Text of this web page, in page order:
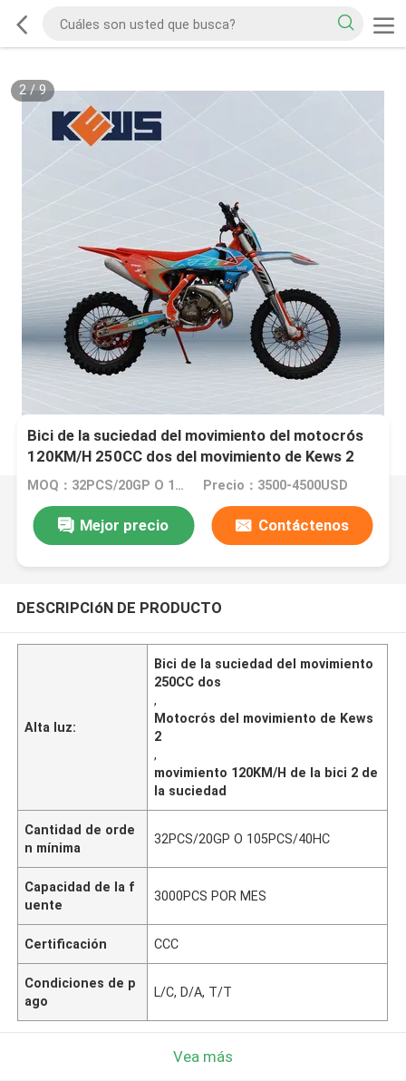
2/9
Bici de la suciedad del movimiento del motocrós
120KM/H 250CC dos del movimiento de Kews 2
MOQ：32PCS/20GP O 105PCS/40HC Precio：3500-4500USD
Mejor precio Contáctenos
DESCRIPCIóN DE PRODUCTO
Alta luz:
Bici de la suciedad del movimiento
250CC dos
,
Motocrós del movimiento de Kews
2
,
movimiento 120KM/H de la bici 2 de
la suciedad
Cantidad de orde
n mínima
32PCS/20GP O 105PCS/40HC
Capacidad de la f
uente
3000PCS POR MES
Certificación CCC
Condiciones de p
ago
L/C, D/A, T/T
Vea más